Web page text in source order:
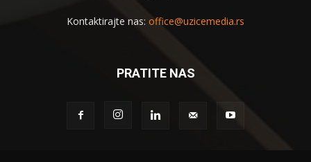
Kontaktirajte nas: office@uzicemedia.rs
PRATITE NAS